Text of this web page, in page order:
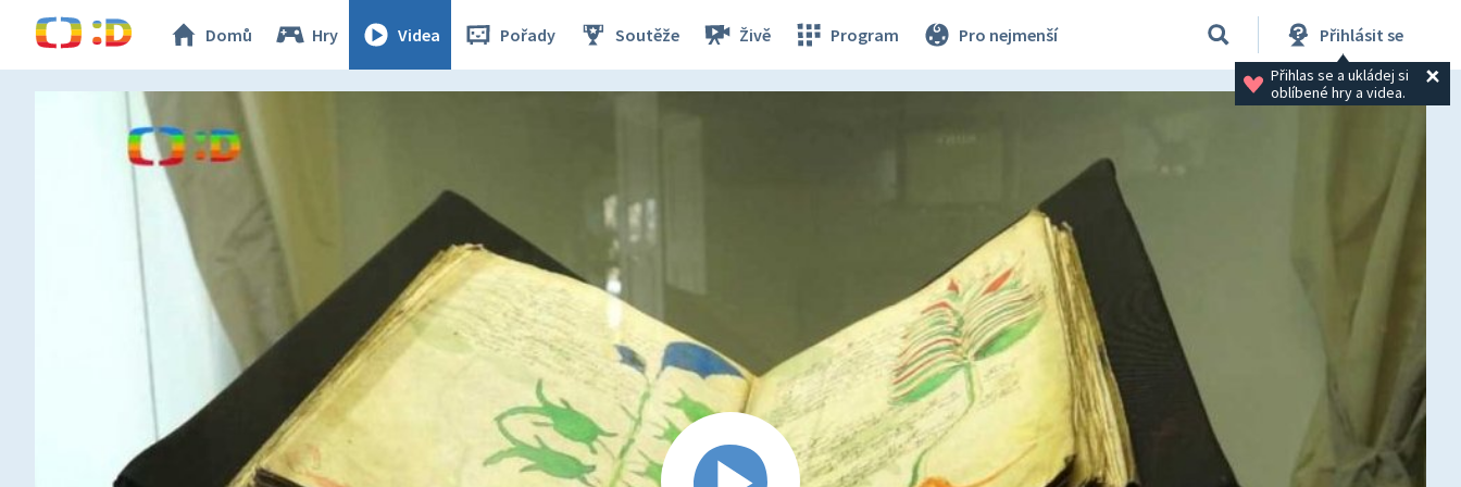
Domů Hry Videa Pořady Soutěže Živě Program Pro nejmenší Přihlásit se
Přihlas se a ukládej si
oblíbené hry a videa.